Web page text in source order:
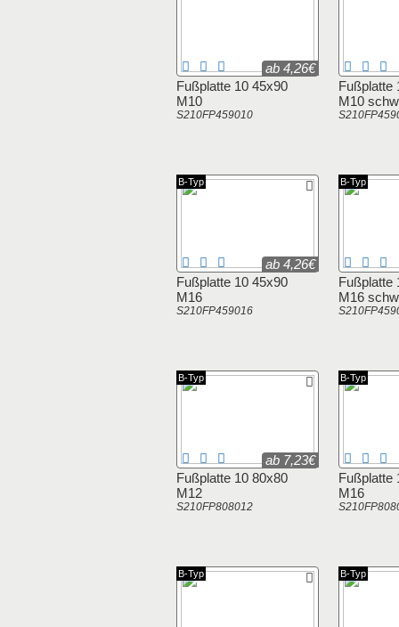
Fußplatte 10 45x90
M10
S210FP459010
ab 4,26€
Fußplatte
M10
Fußplatte 10 45x90
M16
S210FP459016
ab 4,26€
B-Typ
Fußplatte
M16
B-Typ
Fußplatte 10 80x80
M12
S210FP808012
ab 7,23€
B-Typ
Fußplatte
M16
B-Typ
B-Typ B-Typ